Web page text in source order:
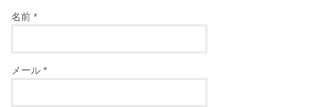
名前*
メール*